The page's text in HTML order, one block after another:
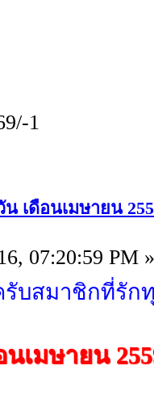
1
เดือนเมษายน
07:20:59 PM »
บสมาชิกที่รัก
นเมษายน